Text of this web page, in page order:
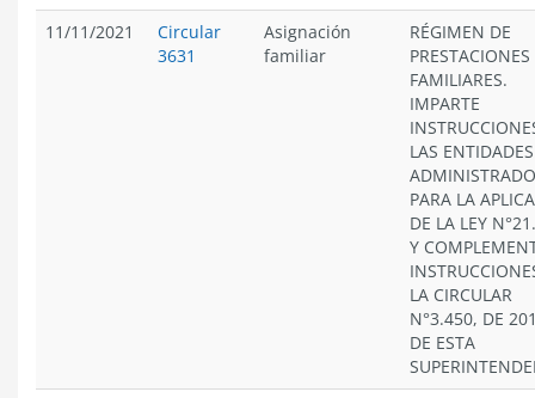
11/11/2021
Circular
3631
Asignación
familiar
RÉGIMEN DE
PRESTACIONES
FAMILIARES.
IMPARTE
LAS ENTIDADES
PARA LA
DE LA LEY
Y
LA CIRCULAR
N°3.450, DE
DE ESTA